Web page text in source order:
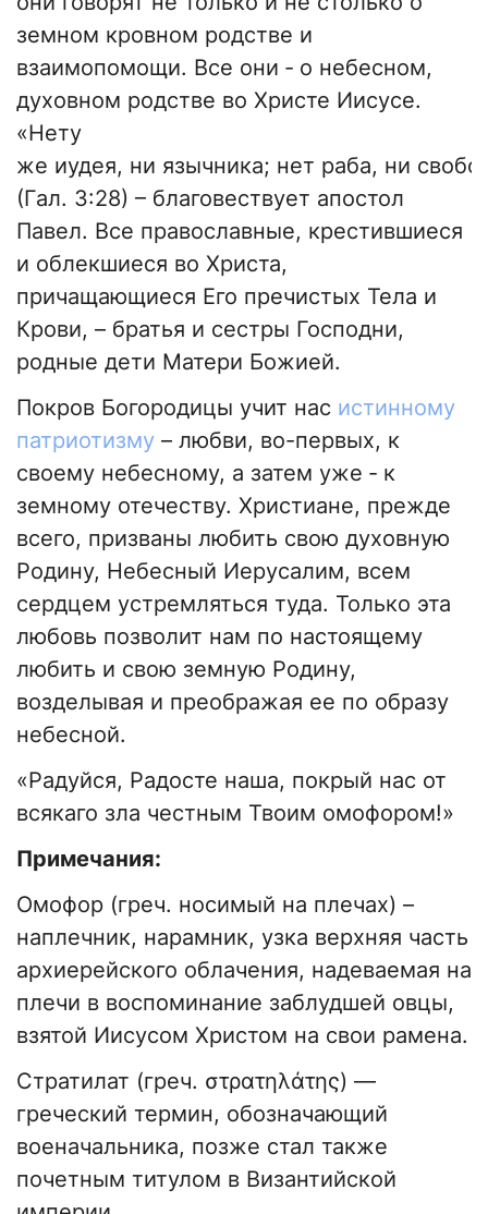
земном кровном родстве и
взаимопомощи. Все они ‑ о небесном,
духовном родстве во Христе Иисусе.
«Нету
же иудея, ни язычника; нет раба, ни
(Гал. 3:28) – благовествует апостол
Павел. Все православные, крестившиеся
и облекшиеся во Христа,
причащающиеся Его пречистых Тела и
Крови, – братья и сестры Господни,
родные дети Матери Божией.
Покров Богородицы учит нас истинному
патриотизму – любви, во-первых, к
своему небесному, а затем уже ‑ к
земному отечеству. Христиане, прежде
всего, призваны любить свою духовную
Родину, Небесный Иерусалим, всем
сердцем устремляться туда. Только эта
любовь позволит нам по настоящему
любить и свою земную Родину,
возделывая и преображая ее по образу
небесной.
«Радуйся, Радосте наша, покрый нас от
всякаго зла честным Твоим омофором!»
Примечания:
Омофор (греч. носимый на плечах) –
наплечник, нарамник, узка верхняя часть
архиерейского облачения, надеваемая на
плечи в воспоминание заблудшей овцы,
взятой Иисусом Христом на свои рамена.
Стратилат (греч. στρατηλάτης) —
греческий термин, обозначающий
военачальника, позже стал также
почетным титулом в Византийской